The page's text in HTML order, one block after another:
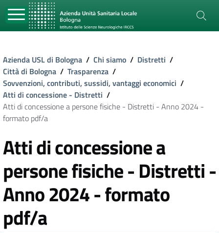
Azienda USL di Bologna / Chi siamo / Distretti /
Città di Bologna / Trasparenza /
Sovvenzioni, contributi, sussidi, vantaggi economici /
Atti di concessione - Distretti /
Atti di concessione a persone fisiche - Distretti - Anno 2024 -
formato pdf/a
Atti di concessione a
persone fisiche - Distretti -
Anno 2024 - formato
pdf/a